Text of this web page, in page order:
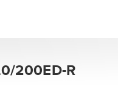
200ED-R